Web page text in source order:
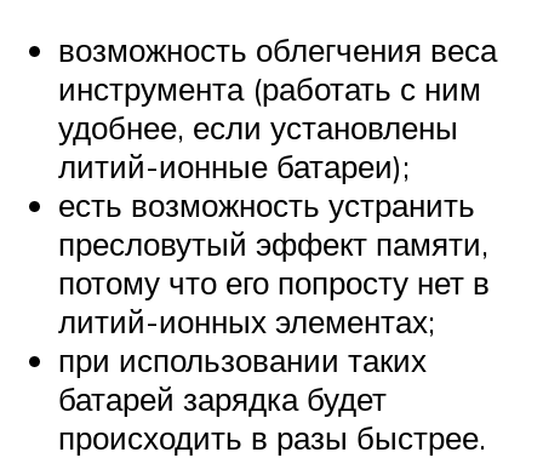
возможность облегчения веса
инструмента (работать с ним
удобнее, если установлены
литий-ионные батареи);
есть возможность устранить
пресловутый эффект памяти,
потому что его попросту нет в
литий-ионных элементах;
при использовании таких
батарей зарядка будет
происходить в разы быстрее.